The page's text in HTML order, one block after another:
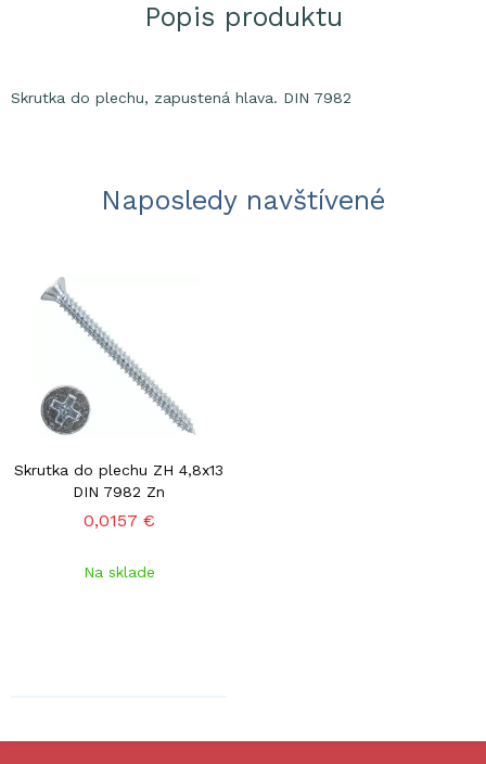
Popis produktu
Skrutka do plechu, zapustená hlava. DIN 7982
Naposledy navštívené
Skrutka do plechu ZH 4,8x13
DIN 7982 Zn
0,0157 €
Na sklade